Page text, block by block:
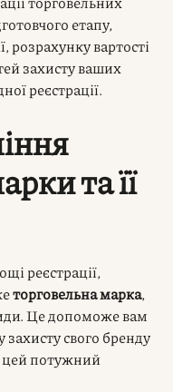
етапу,
розрахунку вартості
захисту ваших
реєстрації.
та її
реєстрації,
торговельна марка,
види. Це допоможе вам
захисту свого бренду
цей потужний